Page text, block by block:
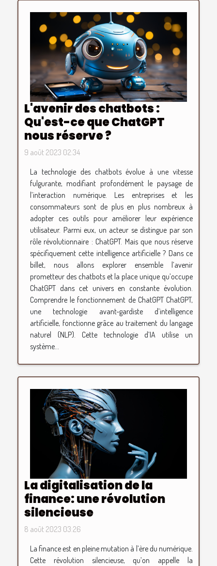
L'avenir des chatbots :
Qu'est-ce que ChatGPT
nous réserve ?
9 août 2023 02:34
La technologie des chatbots évolue à une vitesse
fulgurante, modifiant profondément le paysage de
l’interaction numérique. Les entreprises et les
consommateurs sont de plus en plus nombreux à
adopter ces outils pour améliorer leur expérience
utilisateur. Parmi eux, un acteur se distingue par son
rôle révolutionnaire : ChatGPT. Mais que nous réserve
spécifiquement cette intelligence artificielle ? Dans ce
billet, nous allons explorer ensemble l’avenir
prometteur des chatbots et la place unique qu’occupe
ChatGPT dans cet univers en constante évolution.
Comprendre le fonctionnement de ChatGPT ChatGPT,
une technologie avant-gardiste d’intelligence
artificielle, fonctionne grâce au traitement du langage
naturel (NLP). Cette technologie d’IA utilise un
système...
La digitalisation de la
finance: une révolution
silencieuse
8 août 2023 03:26
La finance est en pleine mutation à l’ère du numérique.
Cette révolution silencieuse, qu’on appelle la